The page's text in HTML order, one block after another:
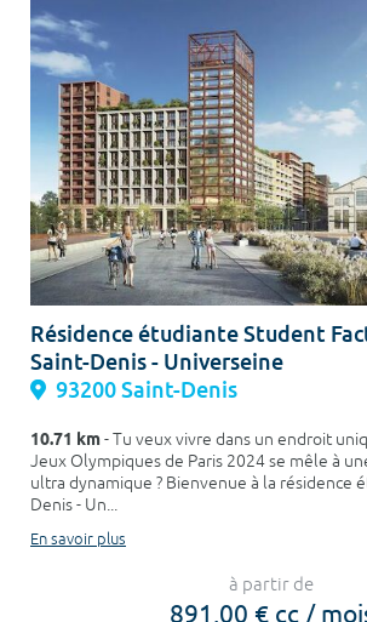
Résidence étudiante Student
Saint-Denis - Universeine
93200 Saint-Denis
10.71 km- Tu veux vivre dans un endroit
Jeux Olympiques de Paris 2024 se mêle à
ultra dynamique ? Bienvenue à la résidence
Denis - Un...
En savoir plus
à partir de
891,00 € cc /